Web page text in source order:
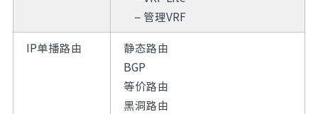
– 管理VRF
IP单播路由
静态路由
BGP
等价路由
黑洞路由